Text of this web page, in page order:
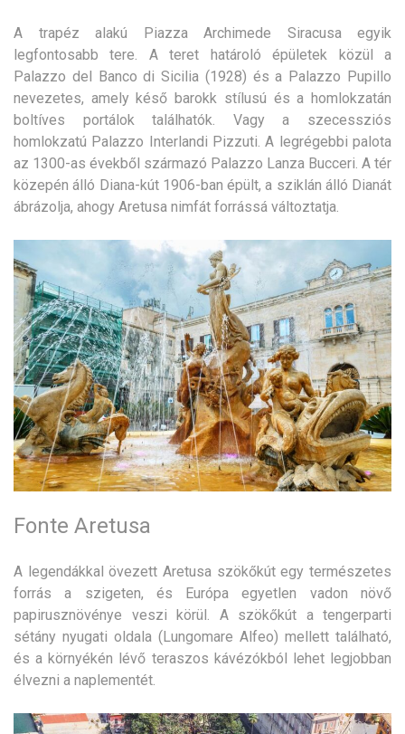
A trapéz alakú Piazza Archimede Siracusa egyik
legfontosabb tere. A teret határoló épületek közül a
Palazzo del Banco di Sicilia (1928) és a Palazzo Pupillo
nevezetes, amely késő barokk stílusú és a homlokzatán
boltíves portálok találhatók. Vagy a szecessziós
homlokzatú Palazzo Interlandi Pizzuti. A legrégebbi palota
az 1300-as évekből származó Palazzo Lanza Bucceri. A tér
közepén álló Diana-kút 1906-ban épült, a sziklán álló Dianát
ábrázolja, ahogy Aretusa nimfát forrássá változtatja.
Fonte Aretusa
A legendákkal övezett Aretusa szökőkút egy természetes
forrás a szigeten, és Európa egyetlen vadon növő
papirusznövénye veszi körül. A szökőkút a tengerparti
sétány nyugati oldala (Lungomare Alfeo) mellett található,
és a környékén lévő teraszos kávézókból lehet legjobban
élvezni a naplementét.